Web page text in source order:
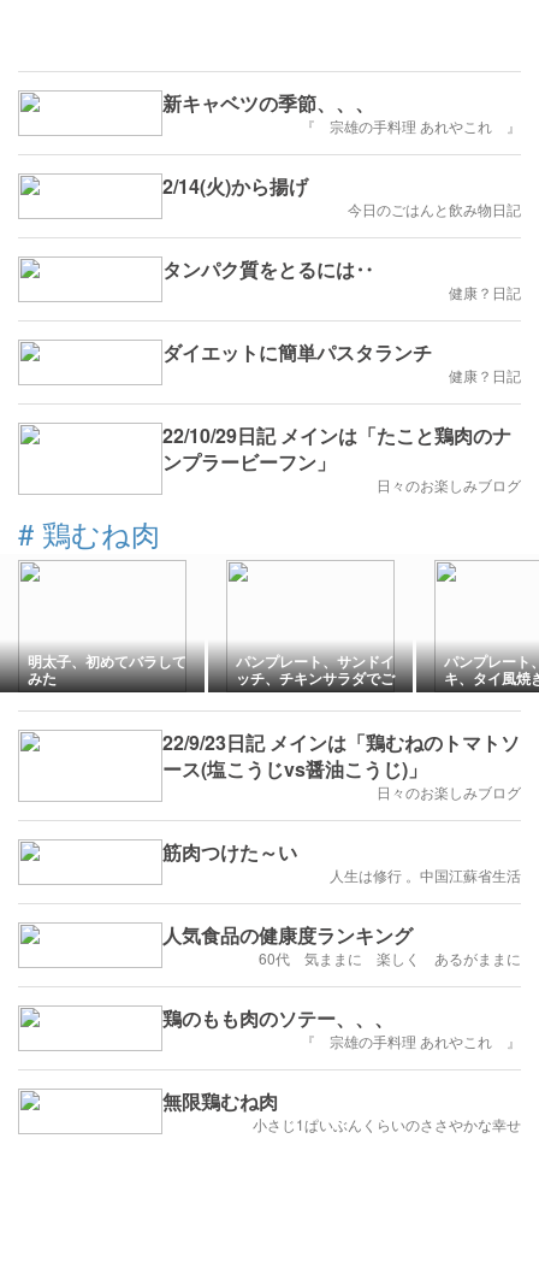
新キャベツの季節、、、
『 宗雄の手料理 あれやこれ 』
2/14(火)から揚げ
今日のごはんと飲み物日記
タンパク質をとるには‥
健康？日記
ダイエットに簡単パスタランチ
健康？日記
22/10/29日記 メインは「たこと鶏肉のナ
ンプラービーフン」
日々のお楽しみブログ
# 鶏むね肉
明太子、初めてバラして
みた
パンプレート、サンドイ
ッチ、チキンサラダでご
はん
パンプレート
キ、タイ風焼
はん
22/9/23日記 メインは「鶏むねのトマトソ
ース(塩こうじvs醤油こうじ)」
日々のお楽しみブログ
筋肉つけた～い
人生は修行 。中国江蘇省生活
人気食品の健康度ランキング
60代 気ままに 楽しく あるがままに
鶏のもも肉のソテー、、、
『 宗雄の手料理 あれやこれ 』
無限鶏むね肉
小さじ1ぱいぶんくらいのささやかな幸せ